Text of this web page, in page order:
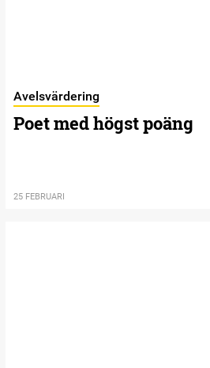
Avelsvärdering
Poet med högst poäng
25 FEBRUARI